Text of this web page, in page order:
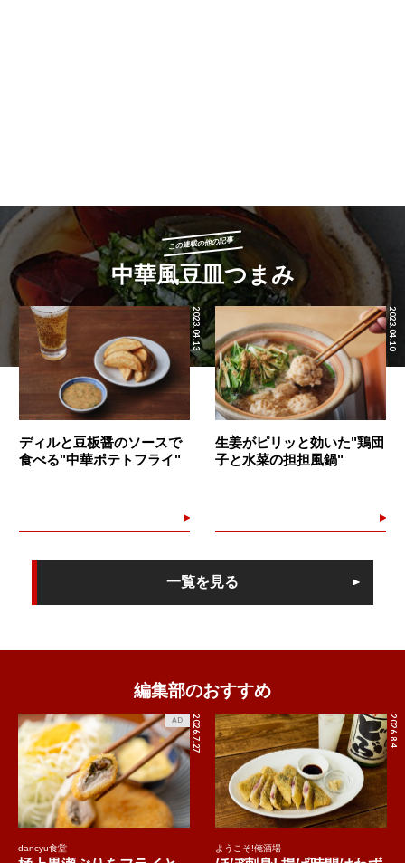
この連載の他の記事
中華風豆皿つまみ
2023.04.13
ディルと豆板醤のソースで
食べる"中華ポテトフライ"
2023.04.10
生姜がピリッと効いた"鶏団
子と水菜の担担風鍋"
一覧を見る
編集部のおすすめ
2026.7.27
AD
dancyu食堂
2026.8.4
ようこそ!俺酒場